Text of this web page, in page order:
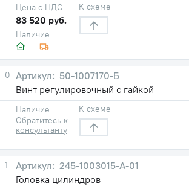
Наличие
Цена с НДС
83 520 руб.
К схеме
0
50-1007170-Б
Винт регулировочный с гайкой
Наличие
Обратитесь к
консультанту
К схеме
1
245-1003015-А-01
Головка цилиндров